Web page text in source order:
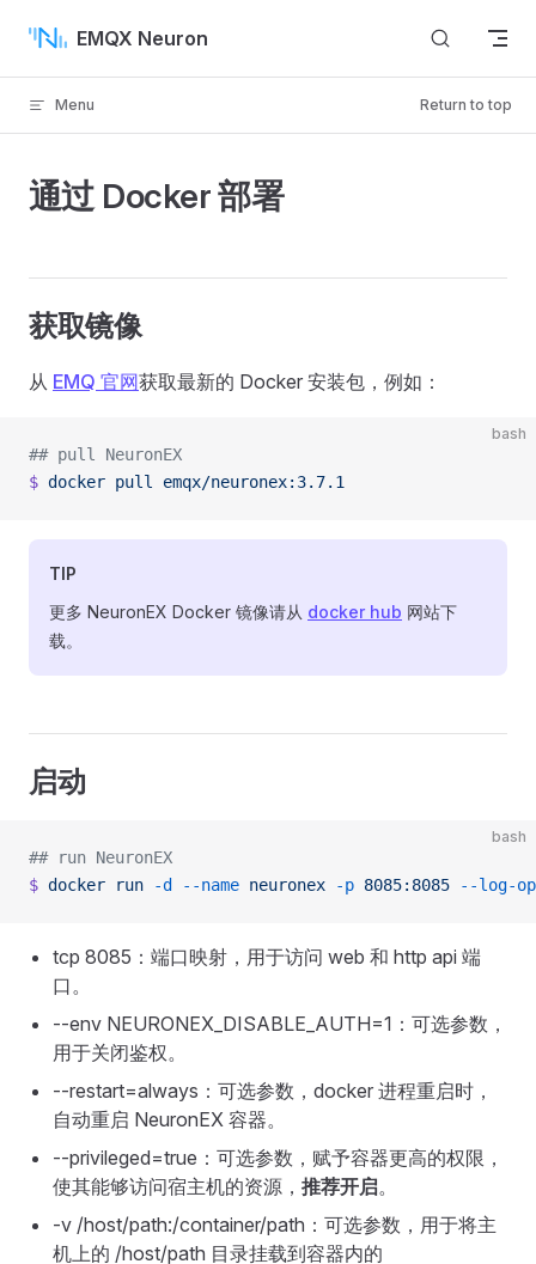
Skip to content
EMQX Neuron
Menu Return to top
通过 Docker 部署
获取镜像
从 EMQ 官网获取最新的 Docker 安装包，例如：
bash
## pull NeuronEX
$ docker pull emqx/neuronex:3.7.1
TIP
更多 NeuronEX Docker 镜像请从 docker hub 网站下
载。
启动
bash
## run NeuronEX
$ docker run -d --name neuronex -p 8085:8085 --log-
tcp 8085：端口映射，用于访问 web 和 http api 端
口。
--env NEURONEX_DISABLE_AUTH=1：可选参数，
用于关闭鉴权。
--restart=always：可选参数，docker 进程重启时，
自动重启 NeuronEX 容器。
--privileged=true：可选参数，赋予容器更高的权限，
使其能够访问宿主机的资源， 推荐开启。
-v /host/path:/container/path：可选参数，用于将主
机上的 /host/path 目录挂载到容器内的